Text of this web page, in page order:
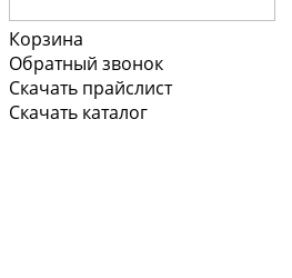
Корзина
Обратный звонок
Скачать прайслист
Скачать каталог